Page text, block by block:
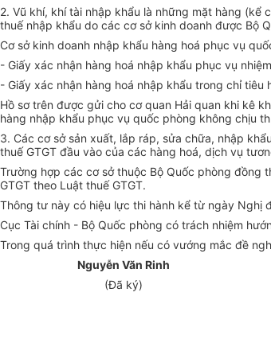
2. Vũ khí, khí tài nhập khẩu là những mặt hàng
thuế nhập khẩu do các cơ sở kinh doanh được Bộ
Cơ sở kinh doanh nhập khẩu hàng hoá phục vụ
- Giấy xác nhận hàng hoá nhập khẩu phục vụ
- Giấy xác nhận hàng hoá nhập khẩu trong chỉ
Hồ sơ trên được gửi cho cơ quan Hải quan khi kê
hàng nhập khẩu phục vụ quốc phòng không chịu
3. Các cơ sở sản xuất, lắp ráp, sửa chữa, nhập
thuế GTGT đầu vào của các hàng hoá, dịch vụ
Trường hợp các cơ sở thuộc Bộ Quốc phòng đồng
GTGT theo Luật thuế GTGT.
Thông tư này có hiệu lực thi hành kể từ ngày Nghị
Cục Tài chính - Bộ Quốc phòng có trách nhiệm
Trong quá trình thực hiện nếu có vướng mắc đề
Nguyễn Văn Rinh
(Đã ký)